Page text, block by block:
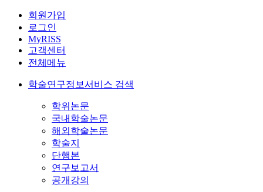
회원가입
로그인
MyRISS
고객센터
전체메뉴
학술연구정보서비스 검색
학위논문
국내학술논문
해외학술논문
학술지
단행본
연구보고서
공개강의